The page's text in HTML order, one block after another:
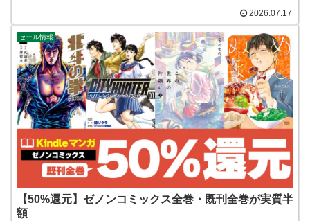
2026.07.17
セール情報
【50%還元】ゼノンコミックス全巻・既刊全巻が実質半
額